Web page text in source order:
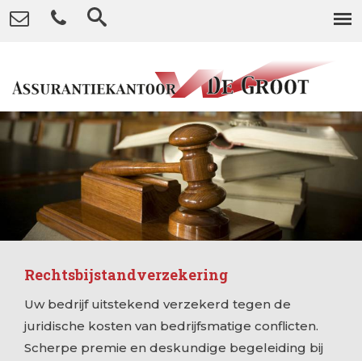
Rechtsbijstandverzekering
Uw bedrijf uitstekend verzekerd tegen de
juridische kosten van bedrijfsmatige conflicten.
Scherpe premie en deskundige begeleiding bij